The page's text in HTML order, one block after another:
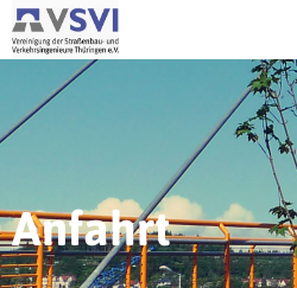
Anfahrt